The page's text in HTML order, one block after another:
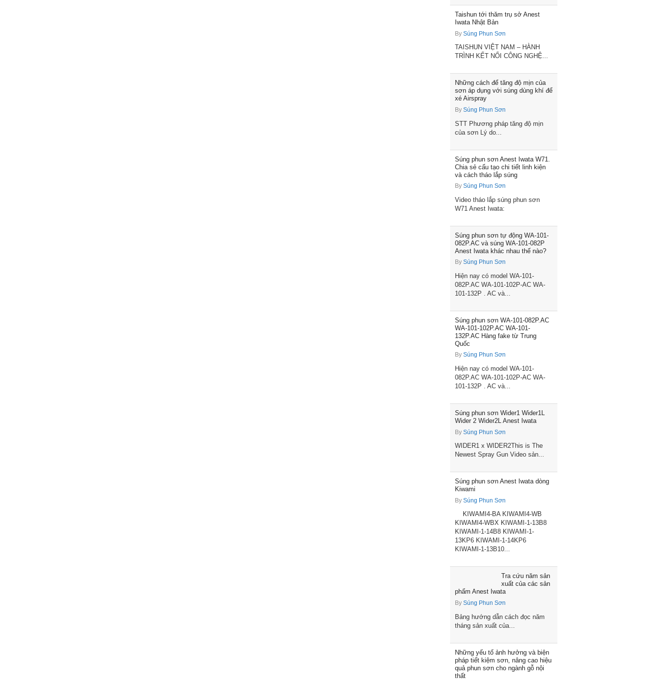
Taishun tới thăm trụ sở Anest
Iwata Nhật Bản
By Súng Phun Sơn
TAISHUN VIỆT NAM – HÀNH
TRÌNH KẾT NỐI CÔNG NGHỆ...
Những cách để tăng độ mịn của
sơn áp dụng với súng dùng khí để
xé Airspray
By Súng Phun Sơn
STT Phương pháp tăng độ mịn
của sơn Lý do...
Súng phun sơn Anest Iwata W71.
Chia sẻ cấu tạo chi tiết linh kiện
và cách tháo lắp súng
By Súng Phun Sơn
Video tháo lắp súng phun sơn
W71 Anest Iwata:
Súng phun sơn tự động WA-101-
082P.AC và súng WA-101-082P
Anest Iwata khác nhau thế nào?
By Súng Phun Sơn
Hiện nay có model WA-101-
082P.AC WA-101-102P-AC WA-
101-132P . AC và...
Súng phun sơn WA-101-082P.AC
WA-101-102P.AC WA-101-
132P.AC Hàng fake từ Trung
Quốc
By Súng Phun Sơn
Hiện nay có model WA-101-
082P.AC WA-101-102P-AC WA-
101-132P . AC và...
Súng phun sơn Wider1 Wider1L
Wider 2 Wider2L Anest Iwata
By Súng Phun Sơn
WIDER1 x WIDER2This is The
Newest Spray Gun Video sản...
Súng phun sơn Anest Iwata dòng
Kiwami
By Súng Phun Sơn
KIWAMI4-BA KIWAMI4-WB
KIWAMI4-WBX KIWAMI-1-13B8
KIWAMI-1-14B8 KIWAMI-1-
13KP6 KIWAMI-1-14KP6
KIWAMI-1-13B10...
Tra cứu năm sản
xuất của các sản
phẩm Anest Iwata
By Súng Phun Sơn
Bảng hướng dẫn cách đọc năm
tháng sản xuất của...
Những yếu tố ảnh hưởng và biện
pháp tiết kiệm sơn, nâng cao hiệu
quả phun sơn cho ngành gỗ nội
thất